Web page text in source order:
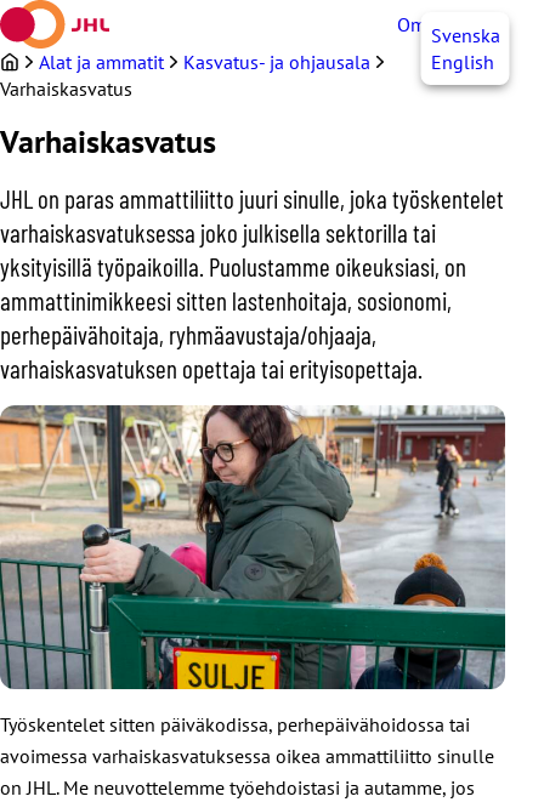
Siirry
sisältöön
OmaJHLSvenska
English
Alat ja ammatit
Kasvatus- ja ohjausala
Varhaiskasvatus
Varhaiskasvatus
JHL on paras ammattiliitto juuri sinulle, joka työskentelet
varhaiskasvatuksessa joko julkisella sektorilla tai
yksityisillä työpaikoilla. Puolustamme oikeuksiasi, on
ammattinimikkeesi sitten lastenhoitaja, sosionomi,
perhepäivähoitaja, ryhmäavustaja/ohjaaja,
varhaiskasvatuksen opettaja tai erityisopettaja.
Työskentelet sitten päiväkodissa, perhepäivähoidossa tai
avoimessa varhaiskasvatuksessa oikea ammattiliitto sinulle
on JHL. Me neuvottelemme työehdoistasi ja autamme, jos